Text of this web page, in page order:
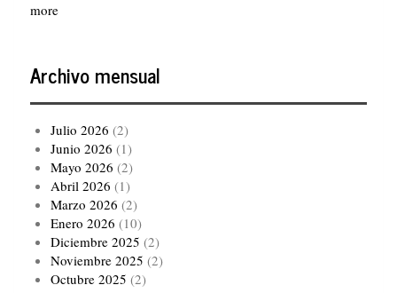
more
Archivo mensual
Julio 2026 (2)
Junio 2026 (1)
Mayo 2026 (2)
Abril 2026 (1)
Marzo 2026 (2)
Enero 2026 (10)
Diciembre 2025 (2)
Noviembre 2025 (2)
Octubre 2025 (2)